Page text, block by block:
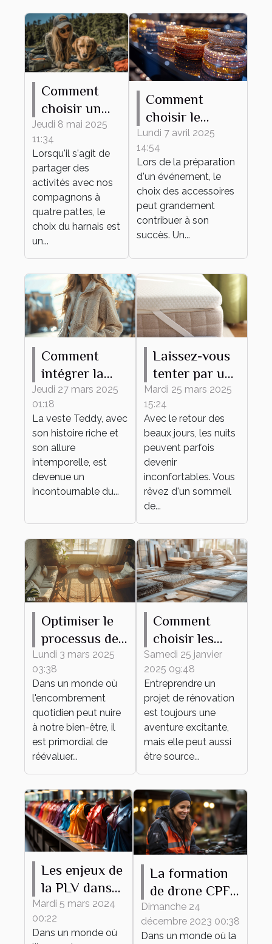
Comment
choisir un
harnais
adapté à
différentes
activités
canines
Jeudi 8 mai 2025
11:34
Lorsqu'il s'agit de
partager des
activités avec nos
compagnons à
quatre pattes, le
choix du harnais est
un...
Comment
choisir le
bracelet
personnalisable
parfait pour
votre
événement
Lundi 7 avril 2025
14:54
Lors de la préparation
d'un événement, le
choix des accessoires
peut grandement
contribuer à son
succès. Un...
Comment
intégrer la
veste Teddy
dans des
tenues
quotidiennes
Jeudi 27 mars 2025
01:18
La veste Teddy, avec
son histoire riche et
son allure
intemporelle, est
devenue un
incontournable du...
Laissez-vous
tenter par un
surmatelas en
laine mérinos,
même en été !
Mardi 25 mars 2025
15:24
Avec le retour des
beaux jours, les nuits
peuvent parfois
devenir
inconfortables. Vous
rêvez d'un sommeil
de...
Optimiser le
processus de
débarras pour
un espace
épuré et
fonctionnel
Lundi 3 mars 2025
03:38
Dans un monde où
l'encombrement
quotidien peut nuire
à notre bien-être, il
est primordial de
réévaluer...
Comment
choisir les
meilleurs
matériaux
pour votre
projet de
rénovation
Samedi 25 janvier
2025 09:48
Entreprendre un
projet de rénovation
est toujours une
aventure excitante,
mais elle peut aussi
être source...
Les enjeux de
la PLV dans
le secteur de
la mode
Mardi 5 mars 2024
00:22
Dans un monde où
La formation
de drone CPF
comme outil
de
Dimanche 24
décembre 2023 00:38
Dans un monde où la